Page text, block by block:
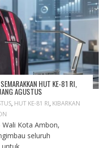
HUT KE-81 RI,
AGUSTUS
, HUT KE-81 RI, KIBARKAN
Kota Ambon,
seluruh